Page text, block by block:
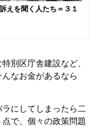
えを聞く人たち＝３１
別区庁舎建設など、
なお金があるなら
にしてしまったら二
で、個々の政策問題